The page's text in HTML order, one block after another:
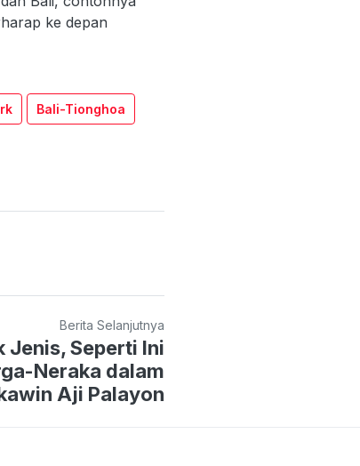
ke depan
Bali-Tionghoa
Berita Selanjutnya
Jenis, Seperti Ini
Neraka dalam
Aji Palayon